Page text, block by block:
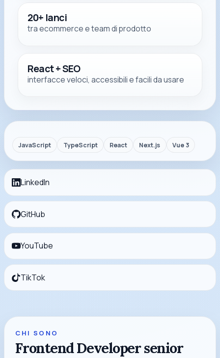
20+ lanci
tra ecommerce e team di prodotto
React + SEO
interfacce veloci, accessibili e facili da usare
JavaScript TypeScript React Next.js Vue 3
LinkedIn
GitHub
YouTube
TikTok
CHI SONO
Frontend Developer senior